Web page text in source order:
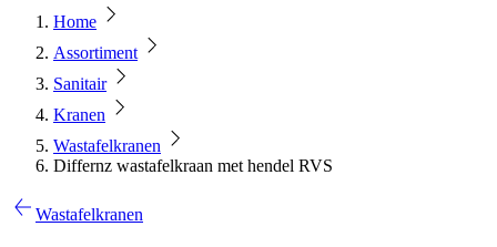
Home
Assortiment
Sanitair
Kranen
Wastafelkranen
Differnz wastafelkraan met hendel RVS
Wastafelkranen